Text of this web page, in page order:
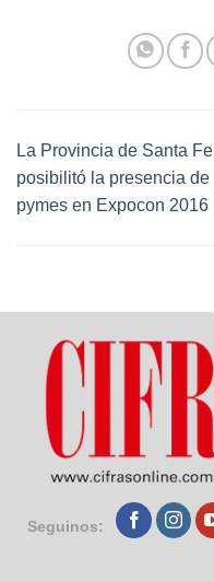
La Provincia de Santa Fe
posibilitó la presencia de
pymes en Expocon 2016
Seguinos: